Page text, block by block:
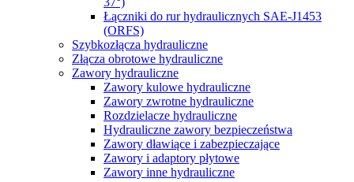
Łączniki do rur hydraulicznych SAE-J1453
(ORFS)
Szybkozłącza hydrauliczne
Złącza obrotowe hydrauliczne
Zawory hydrauliczne
Zawory kulowe hydrauliczne
Zawory zwrotne hydrauliczne
Rozdzielacze hydrauliczne
Hydrauliczne zawory bezpieczeństwa
Zawory dławiące i zabezpieczające
Zawory i adaptory płytowe
Zawory inne hydrauliczne